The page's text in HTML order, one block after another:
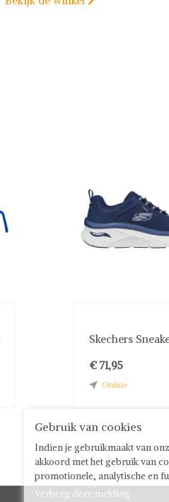
Skechers
€ 71,95
Online
Gebruik van cookies
Indien je gebruikmaakt van
akkoord met het gebruik van
promotionele, analytische en
Verberg deze melding